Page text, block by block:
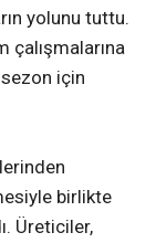
yolunu tuttu.
çalışmalarına
için
birlikte
Üreticiler,